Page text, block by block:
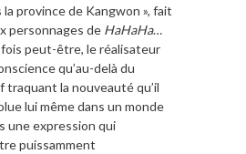
la province de Kangwon », fait
personnages de HaHaHa…
fois peut-être, le réalisateur
qu’au-delà du
traquant la nouveauté qu’il
lui même dans un monde
une expression qui
puissamment